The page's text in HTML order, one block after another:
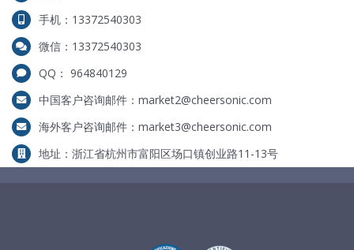
手机：13372540303
微信：13372540303
QQ： 964840129
中国客户咨询邮件：market2@cheersonic.com
海外客户咨询邮件：market3@cheersonic.com
地址：浙江省杭州市富阳区场口镇创业路11-13号